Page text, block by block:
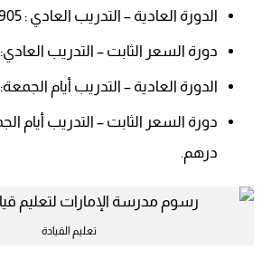
الدورة العادية – التدريب العادي : 4,905 درهم.
دورة السعر الثابت – التدريب العادي: 10,300 درهم.
الدورة العادية – التدريب أيام الجمعة: 5,225 درهم.
درهم.
تعليم القيادة